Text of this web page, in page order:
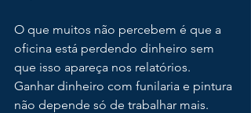
O que muitos não percebem é que a
oficina está perdendo dinheiro sem
que isso apareça nos relatórios.
Ganhar dinheiro com funilaria e pintura
não depende só de trabalhar mais.